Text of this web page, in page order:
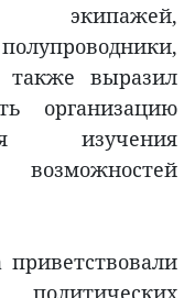
экипажей,
также выразил
организацию
изучения